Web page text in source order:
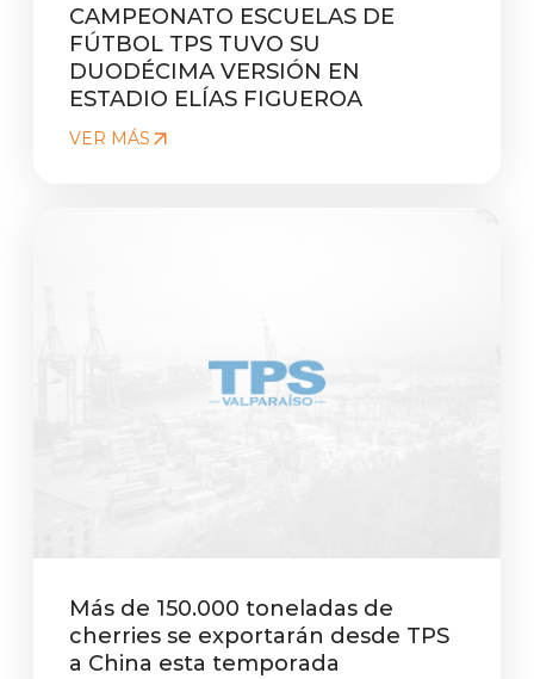
CAMPEONATO ESCUELAS DE
FÚTBOL TPS TUVO SU
DUODÉCIMA VERSIÓN EN
ESTADIO ELÍAS FIGUEROA
VER MÁS
Más de 150.000 toneladas de
cherries se exportarán desde TPS
a China esta temporada